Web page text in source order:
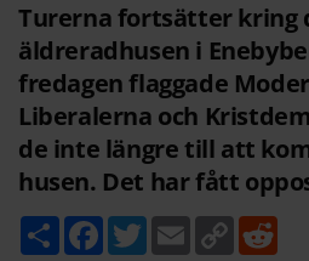
Turerna fortsätter kring
äldreradhusen i
fredagen flaggade
Liberalerna och
de inte längre till att
husen. Det har fått
D
e
F T
w
E
m
C
o